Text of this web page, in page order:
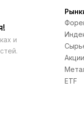
и
Акции
ETF